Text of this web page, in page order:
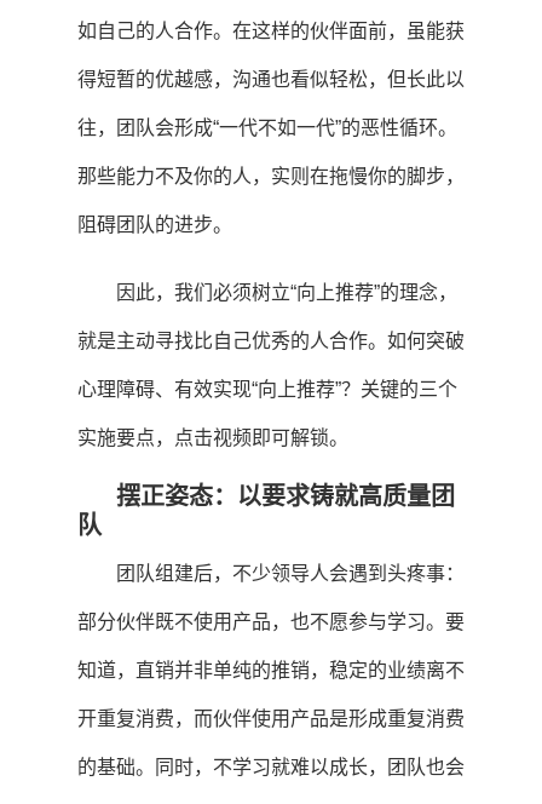
如自己的人合作。在这样的伙伴面前，虽能获
得短暂的优越感，沟通也看似轻松，但长此以
往，团队会形成“一代不如一代”的恶性循环。
那些能力不及你的人，实则在拖慢你的脚步，
阻碍团队的进步。
因此，我们必须树立“向上推荐”的理念，
就是主动寻找比自己优秀的人合作。如何突破
心理障碍、有效实现“向上推荐”？关键的三个
实施要点，点击视频即可解锁。
摆正姿态：以要求铸就高质量团
队
团队组建后，不少领导人会遇到头疼事：
部分伙伴既不使用产品，也不愿参与学习。要
知道，直销并非单纯的推销，稳定的业绩离不
开重复消费，而伙伴使用产品是形成重复消费
的基础。同时，不学习就难以成长，团队也会